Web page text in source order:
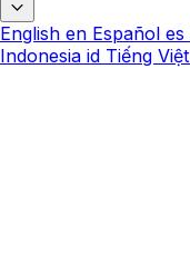
English en Español es
Indonesia id Tiếng Việt